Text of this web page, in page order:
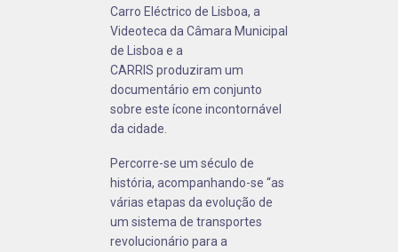
Carro Eléctrico de Lisboa, a
Videoteca da Câmara Municipal
de Lisboa e a
CARRIS produziram um
documentário em conjunto
sobre este ícone incontornável
da cidade.
Percorre-se um século de
história, acompanhando-se “as
várias etapas da evolução de
um sistema de transportes
revolucionário para a